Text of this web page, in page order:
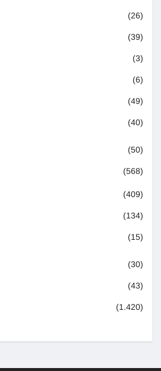
(26)
(39)
(3)
(6)
(49)
(40)
(50)
(568)
(409)
(134)
(15)
(30)
(43)
(1.420)